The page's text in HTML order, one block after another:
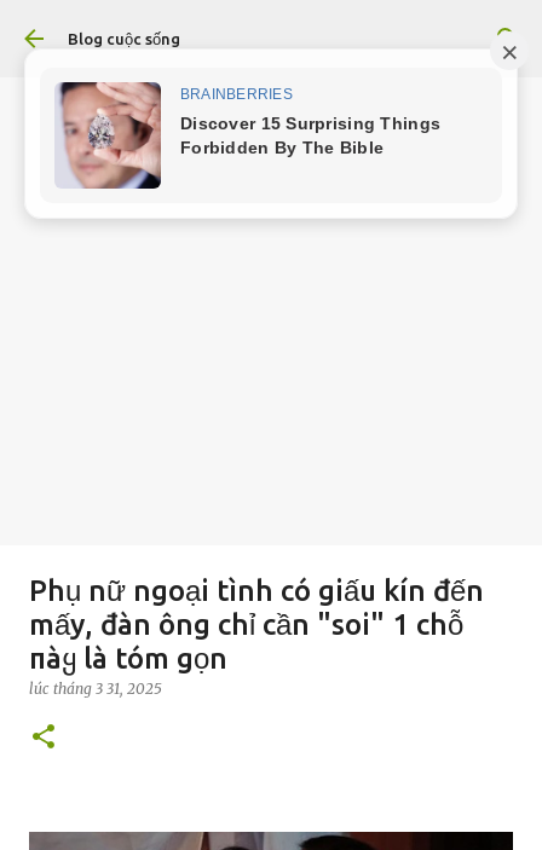
Chuyển đến nội dung chính
Blog cuộc sống
Phụ nữ ngoại tình có giấu kín đến
mấy, đàn ông chỉ cần "soi" 1 chỗ
пàყ là tóm gọn
lúc tháng 3 31, 2025